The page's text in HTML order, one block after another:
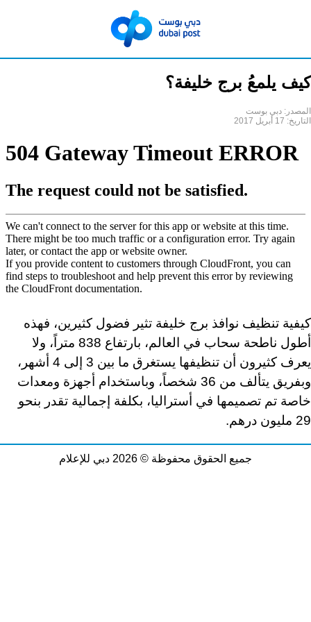
كيف يلمعُ برج خليفة؟
المصدر: دبي بوست
التاريخ: 17 أبريل 2017
كيفية تنظيف نوافذ برج خليفة تثير فضول كثيرين، فهذه
أطول ناطحة سحاب في العالم، بارتفاع 838 متراً، ولا
يعرف كثيرون أن تنظيفها يستغرق ما بين 3 إلى 4 أشهر،
وبفريق يتألف من 36 شخصاً، وباستخدام أجهزة ومعدات
خاصة تم تصميمها في أستراليا، بكلفة إجمالية تقدر بنحو
29 مليون درهم.
جميع الحقوق محفوظة © 2026 دبي للإعلام